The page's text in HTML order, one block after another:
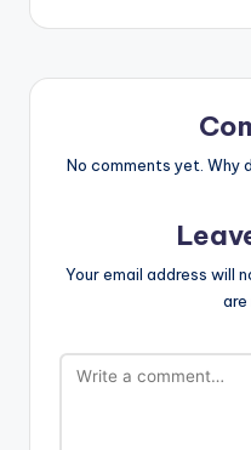
No comments yet. Why
Your email address will
are